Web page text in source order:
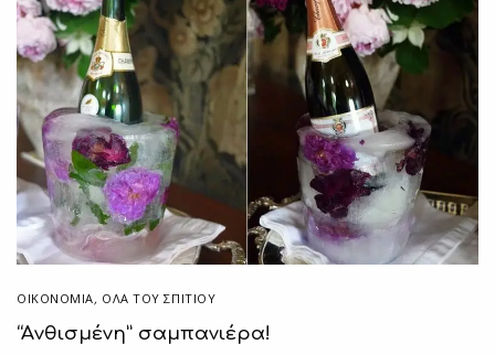
ΟΙΚΟΝΟΜΙΑ, ΌΛΑ ΤΟΥ ΣΠΙΤΙΟΥ
“Aνθισμένη” σαμπανιέρα!